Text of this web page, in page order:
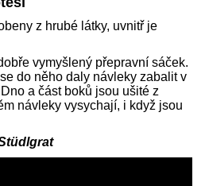
z hrubé látky, uvnitř je
vymyšlený přepravní sáček.
do něho daly návleky zabalit v
a část boků jsou ušité z
návleky vysychají, i když jsou